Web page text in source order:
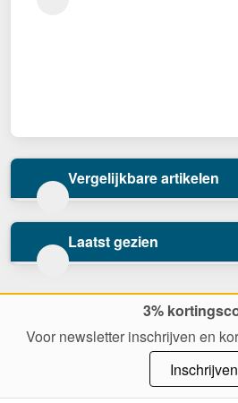
Vergelijkbare artikelen
Laatst gezien
3%
Voor newsletter inschrijven en
Inschrijven